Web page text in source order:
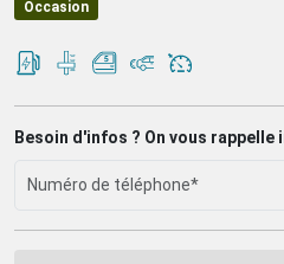
Occasion
Besoin d'infos ? On vous rappelle